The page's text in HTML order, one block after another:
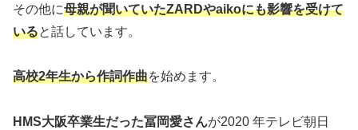
その他に母親が聞いていたZARDやaikoにも影響を受けて
いると話しています。
高校2年生から作詞作曲を始めます。
HMS大阪卒業生だった冨岡愛さんが2020 年テレビ朝日